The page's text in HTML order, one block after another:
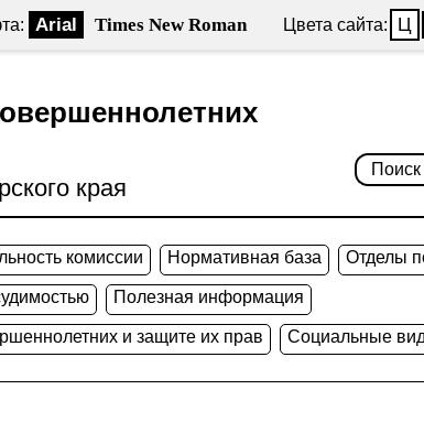
Arial Times New Roman Цвета сайта: Ц
края
комиссии Нормативная база Отделы
Полезная информация
и защите их прав Социальные